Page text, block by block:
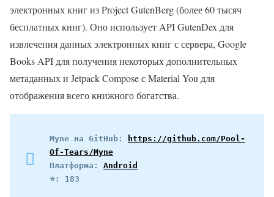
электронных книг из Project GutenBerg (более 60 тысяч
бесплатных книг). Оно использует API GutenDex для
извлечения данных электронных книг с сервера, Google
Books API для получения некоторых дополнительных
метаданных и Jetpack Compose с Material You для
отображения всего книжного богатства.
Myne на GitHub:
https://github.com/Pool-
Of-Tears/Myne
Платформа: Android
⭐️: 183